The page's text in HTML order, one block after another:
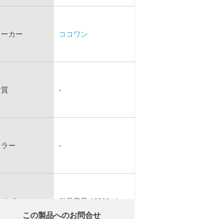
カー ココワン
-
ー -
ズ
単品容量 10000ml
この製品へのお問合せ